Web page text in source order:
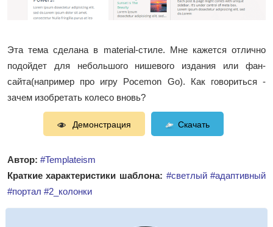
Эта тема сделана в material-стиле. Мне кажется отлично
подойдет для небольшого нишевого издания или фан-
сайта(например про игру Pocemon Go). Как говориться -
зачем изобретать колесо вновь?
Демонстрация Скачать
Автор: #Templateism
Краткие характеристики шаблона: #светлый #адаптивный
#портал #2_колонки